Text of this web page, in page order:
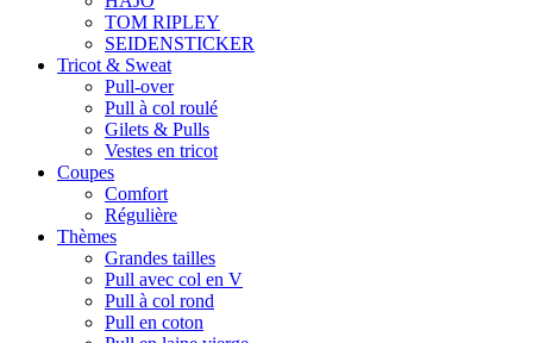
TOM RIPLEY
SEIDENSTICKER
Tricot & Sweat
Pull-over
Pull à col roulé
Gilets & Pulls
Vestes en tricot
Coupes
Comfort
Régulière
Thèmes
Grandes tailles
Pull avec col en V
Pull à col rond
Pull en coton